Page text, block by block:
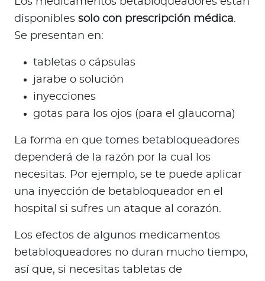
disponibles solo con prescripción médica.
Se presentan en:
tabletas o cápsulas
jarabe o solución
inyecciones
gotas para los ojos (para el glaucoma)
La forma en que tomes betabloqueadores
dependerá de la razón por la cual los
necesitas. Por ejemplo, se te puede aplicar
una inyección de betabloqueador en el
hospital si sufres un ataque al corazón.
Los efectos de algunos medicamentos
betabloqueadores no duran mucho tiempo,
así que, si necesitas tabletas de